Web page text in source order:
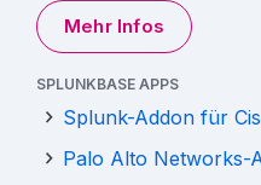
Mehr Infos
SPLUNKBASE APPS
Splunk-Addon für
Palo Alto Networks-